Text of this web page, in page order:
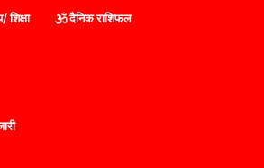
शिक्षा दैनिक राशिफल